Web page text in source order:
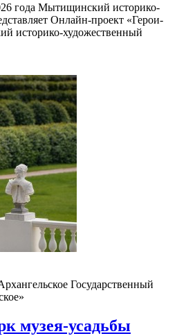
года Мытищинский историко-
Онлайн-проект «Герои-
историко-художественный
Государственный
музея-усадьбы